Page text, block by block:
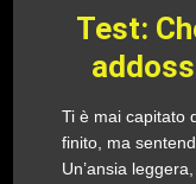
Test:
Ti è mai capitato
finito, ma
Un’ansia